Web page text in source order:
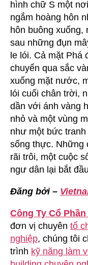
hình chữ S một
ngắm hoàng hôn
hôn buông xuống,
sau những đụn
le lói. Cả mặt Phá
chuyển qua sắc
xuống mặt nước,
lói cuối chân trời,
dần với ánh vàng
nhỏ và một vùng
như một bức
sống thực. Những
rãi trôi, một cuộc
ngư dân lại bắt
Đăng bởi –
Công Ty Cổ
đơn vị chuyên tổ
nghiệp, chúng tôi
trình kỹ năng làm